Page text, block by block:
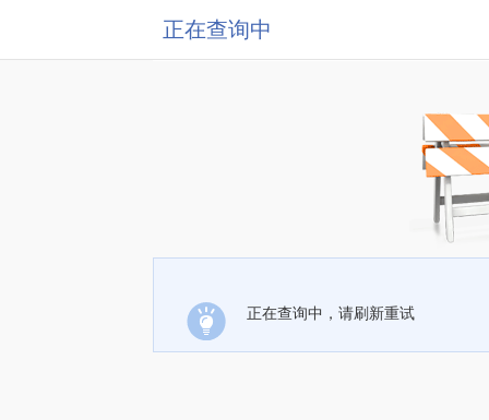
正在查询中
正在查询中，请刷新重试